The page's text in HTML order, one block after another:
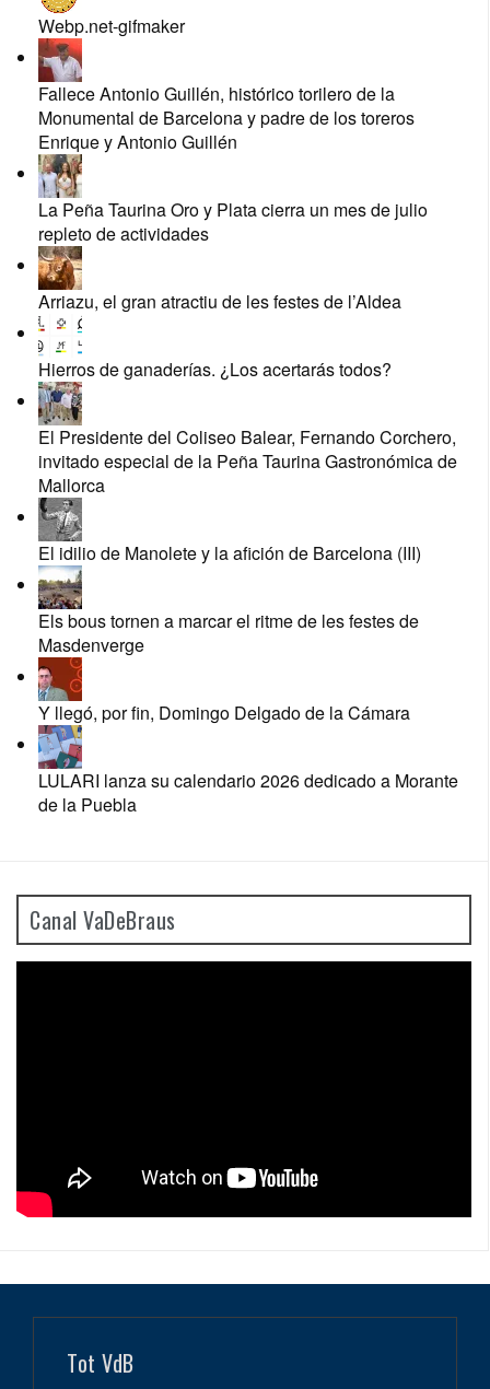
Webp.net-gifmaker
Fallece Antonio Guillén, histórico torilero de la
Monumental de Barcelona y padre de los toreros
Enrique y Antonio Guillén
La Peña Taurina Oro y Plata cierra un mes de julio
repleto de actividades
Arriazu, el gran atractiu de les festes de l’Aldea
Hierros de ganaderías. ¿Los acertarás todos?
El Presidente del Coliseo Balear, Fernando Corchero,
invitado especial de la Peña Taurina Gastronómica de
Mallorca
El idilio de Manolete y la afición de Barcelona (III)
Els bous tornen a marcar el ritme de les festes de
Masdenverge
Y llegó, por fin, Domingo Delgado de la Cámara
LULARI lanza su calendario 2026 dedicado a Morante
de la Puebla
Canal VaDeBraus
Tot VdB